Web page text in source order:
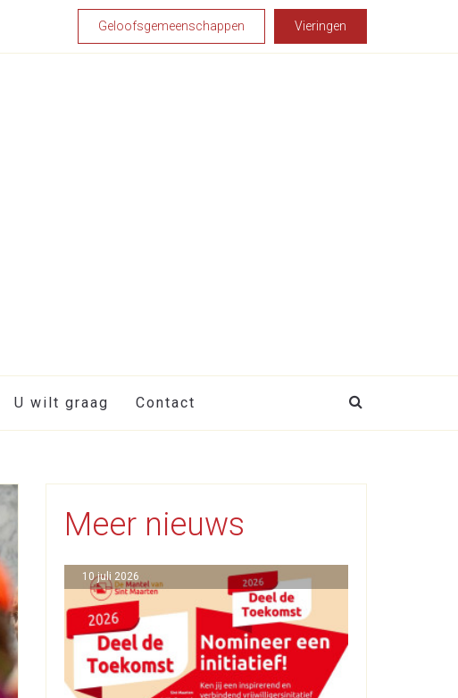
Geloofsgemeenschappen Vieringen
U wilt graag Contact
Meer nieuws
10 juli 2026